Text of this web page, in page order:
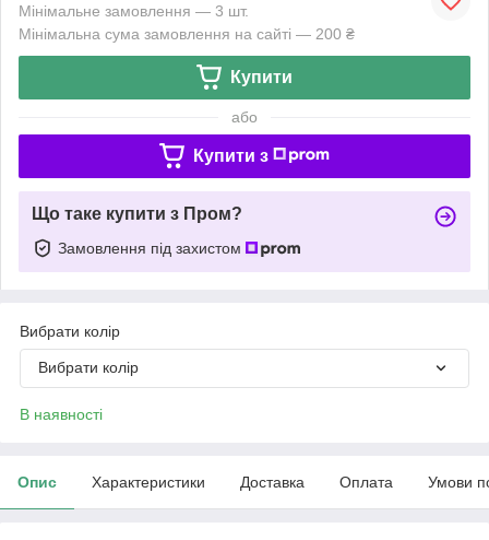
Мінімальне замовлення — 3 шт.
Мінімальна сума замовлення на сайті — 200 ₴
Купити
або
Купити з
Що таке купити з Пром?
Замовлення під захистом
Вибрати колір
Вибрати колір
В наявності
Опис Характеристики Доставка Оплата Умови